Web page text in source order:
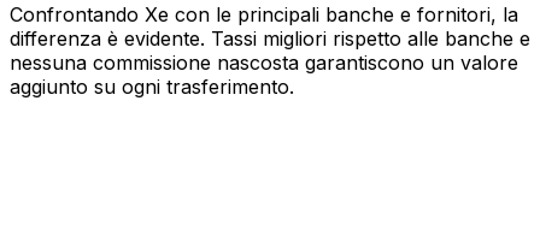
Confrontando Xe con le principali banche e fornitori, la
differenza è evidente. Tassi migliori rispetto alle banche e
nessuna commissione nascosta garantiscono un valore
aggiunto su ogni trasferimento.